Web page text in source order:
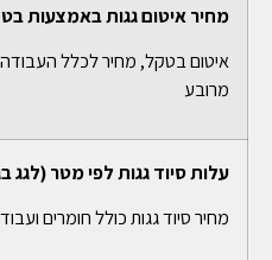
מחיר איטום גגות באמצעות
מרובע
עלות סיוד גגות לפי מטר (לגג בגודל
מחיר סיוד גגות כולל חומרים